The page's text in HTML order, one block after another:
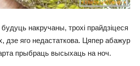
будуць накручаны, трохі прайдзіцеся
дзе яго недастаткова. Цяпер абажур
прыбраць высыхаць на ноч.